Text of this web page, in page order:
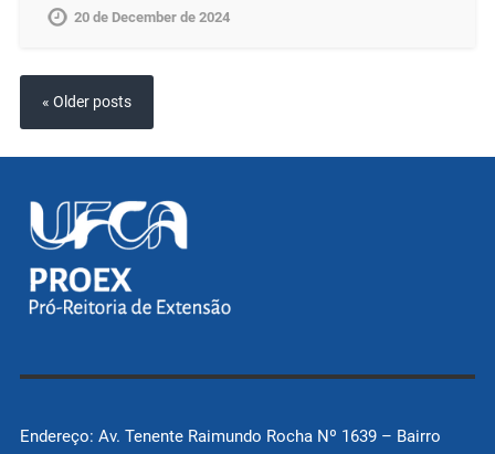
20 de December de 2024
« Older posts
Endereço: Av. Tenente Raimundo Rocha Nº 1639 – Bairro